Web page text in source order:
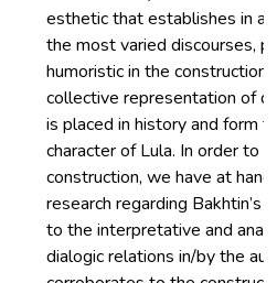
esthetic that establishes in a
the most varied discourses,
humoristic in the
collective representation of
is placed in history and form
character of Lula. In order to
construction, we have at
research regarding Bakhtin’s
to the interpretative and
dialogic relations in/by the